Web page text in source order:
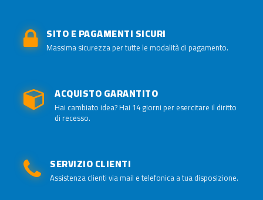
SITO E PAGAMENTI SICURI
Massima sicurezza per tutte le modalità di pagamento.
ACQUISTO GARANTITO
Hai cambiato idea? Hai 14 giorni per esercitare il diritto
di recesso.
SERVIZIO CLIENTI
Assistenza clienti via mail e telefonica a tua disposizione.